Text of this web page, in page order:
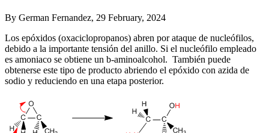
By German Fernandez, 29 February, 2024
Los epóxidos (oxaciclopropanos) abren por ataque de nucleófilos,
debido a la importante tensión del anillo. Si el nucleófilo empleado
es amoniaco se obtiene un b-aminoalcohol. También puede
obtenerse este tipo de producto abriendo el epóxido con azida de
sodio y reduciendo en una etapa posterior.